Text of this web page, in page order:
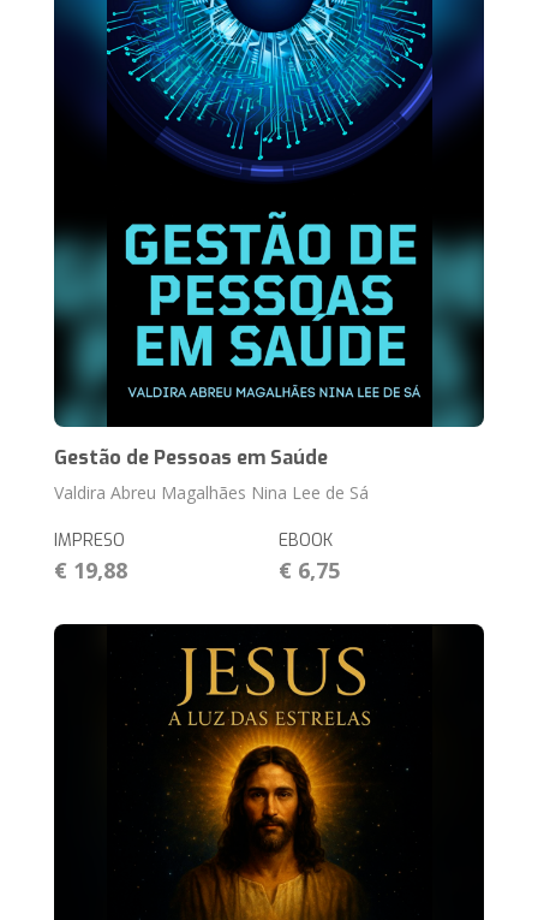
Gestão de Pessoas em Saúde
Valdira Abreu Magalhães Nina Lee de Sá
IMPRESO
€ 19,88
EBOOK
€ 6,75